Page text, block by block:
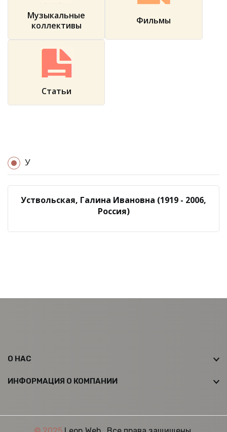
Музыкальные
коллективы
Фильмы
Статьи
У
Уствольская, Галина Ивановна (1919 - 2006,
Россия)
О НАС
ИНФОРМАЦИЯ О КОМПАНИИ